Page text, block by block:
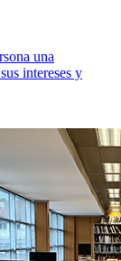
una
intereses y